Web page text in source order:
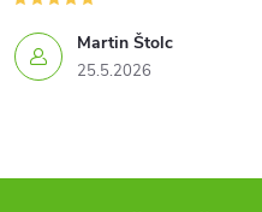
Martin Štolc
25.5.2026